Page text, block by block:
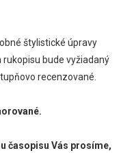
štylistické úpravy
bude vyžiadaný
recenzované.
časopisu Vás prosíme,